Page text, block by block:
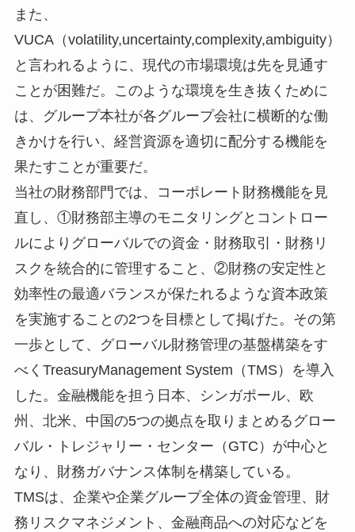
また、
VUCA（volatility,uncertainty,complexity,ambiguity）
と言われるように、現代の市場環境は先を見通す
ことが困難だ。このような環境を生き抜くために
は、グループ本社が各グループ会社に横断的な働
きかけを行い、経営資源を適切に配分する機能を
果たすことが重要だ。
当社の財務部門では、コーポレート財務機能を見
直し、①財務部主導のモニタリングとコントロー
ルによりグローバルでの資金・財務取引・財務リ
スクを統合的に管理すること、②財務の安定性と
効率性の最適バランスが保たれるような資本政策
を実施することの2つを目標として掲げた。その第
一歩として、グローバル財務管理の基盤構築をす
べくTreasuryManagement System（TMS）を導入
した。金融機能を担う日本、シンガポール、欧
州、北米、中国の5つの拠点を取りまとめるグロー
バル・トレジャリー・センター（GTC）が中心と
なり、財務ガバナンス体制を構築している。
TMSは、企業や企業グループ全体の資金管理、財
務リスクマネジメント、金融商品への対応などを